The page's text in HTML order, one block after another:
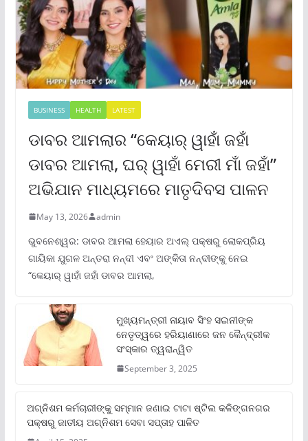
BUSINESS HEALTH LATEST
ଡାବର ଆମଲାର “କେୟାର୍ ୱାହାଁ ଜହାଁ
ଡାବର ଆମଲା, ଘର୍ ୱାହାଁ ମେରୀ ମାଁ ଜହାଁ”
ଅଭିଯାନ ମାଧ୍ୟମରେ ମାତୃଦିବସ ପାଳନ
May 13, 2026 admin
ଭୁବନେଶ୍ୱର: ଡାବର ଆମଲା ହେୟାର ଅଏଲ୍ ପକ୍ଷରୁ ଲୋକପ୍ରିୟ
ଗାୟିକା ଯୁଗଳ ଅନ୍ତରା ନନ୍ଦୀ ଏବଂ ଅଙ୍କିତା ନନ୍ଦୀଙ୍କୁ ନେଇ
“କେୟାର୍ ୱାହାଁ ଜହାଁ ଡାବର ଆମଲା,
ମୁଖ୍ୟମନ୍ତ୍ରୀ ନାୟାବ ସିଂହ ସଇନୀଙ୍କ
ନେତୃତ୍ୱରେ ହରିୟାଣାରେ ଜନ କୈନ୍ଦ୍ରୀକ
ସଂସ୍କାର ତ୍ୱରାନ୍ୱିତ
September 3, 2025
ଅଗ୍ନିଶମ କର୍ମଚାରୀଙ୍କୁ ସମ୍ମାନ ଜଣାଇ ଟାଟା ଷ୍ଟିଲ କଳିଙ୍ଗନଗର
ପକ୍ଷରୁ ଜାତୀୟ ଅଗ୍ନିଶମ ସେବା ସପ୍ତାହ ପାଳିତ